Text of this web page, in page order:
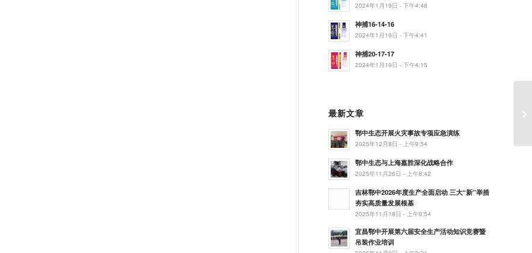
2024年1月19日 - 下午4:48
神捕16-14-16
2024年1月19日 - 下午4:41
神捕20-17-17
2024年1月19日 - 下午4:15
最新文章
鄂中生态开展火灾事故专项应急演练
2025年12月8日 - 上午9:54
鄂中生态与上海嘉胜深化战略合作
2025年11月26日 - 上午8:42
吉林鄂中2026年度生产全面启动 三大“新”举措
夯实高质量发展根基
2025年11月18日 - 上午9:54
宜昌鄂中开展第六届安全生产活动知识竞赛暨
吊装作业培训